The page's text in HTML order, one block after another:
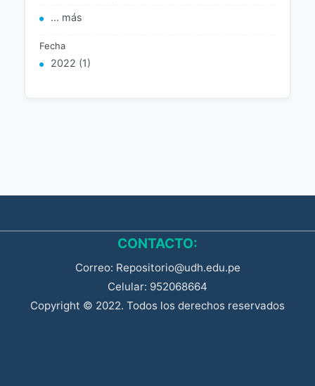
... más
Fecha
2022 (1)
CONTACTO:
Correo: Repositorio@udh.edu.pe
Celular: 952068664
Copyright © 2022. Todos los derechos reservados